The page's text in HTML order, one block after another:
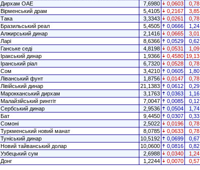
Дирхам ОАЕ 7,6980 0,0603
0,78
Вірменський драм 5,4105 0,2167
3,85
Така 3,3343 0,0261
0,78
Бразильський реал 5,4505 0,0666
1,24
Алжирський динар 2,1416 0,0665
3,01
Ларі 8,6366 0,0529
0,62
Ганське седі 4,8198 0,0531
1,09
Іракський динар 1,9366 0,4580 19,13
Іранський ріал 6,7320 0,0528
0,78
Сом 3,4210 0,0605
1,80
Ліванський фунт 1,8756 0,0147
0,78
Лівійський динар 21,1383 0,0612
0,29
Марокканський дирхам 3,1763 0,0363
1,16
Малайзійський ринггіт 7,0047 0,0085
0,12
Сербський динар 2,9536 0,0504
1,74
Бат 9,4450 0,0307
0,33
Сомоні 2,5022 0,0196
0,78
Туркменський новий манат 8,0785 0,0633
0,78
Туніський динар 10,5192 0,0699
0,67
Новий тайванський долар 10,0600 0,0816
0,82
Узбецький сум 2,6988 0,0340
1,24
Донг 1,2244 0,0070 0,57